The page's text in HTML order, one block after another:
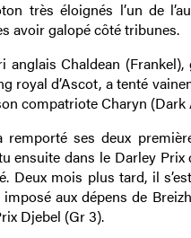
très éloignés l’un de
avoir galopé côté tribunes.
anglais Chaldean
royal d’Ascot, a tenté
compatriote Charyn
remporté ses deux
ensuite dans le Darley
Deux mois plus tard, il
imposé aux dépens de
Djebel (Gr 3).